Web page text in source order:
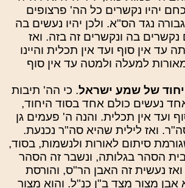
יהיו נקשרים כל הה' פרצופים
נגד הס"א. ולכן יהיו נעשים בה
בה ונקשרים זה בזה. ואז
עד אין סוף ועד אין תכלית והיינו
למעלה ולמטה עד אין סוף
של שמע ישראל. כי הה' תיבות
נעשים כולם אחד בסוד היחוד,
ועד אין תכלית. והנה ה' פעמים גן
ואז לילית שהיא סה"ר נכנעת.
סיתום לאורות ולנשמות, בסוד,
הסהר בגלותה, ונשבר זה הסהר
נעשית זה האבן הר"ס, והורסת
מצור מצד ב"ן כנ"ל. והוא מצור